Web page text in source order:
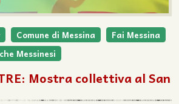
Comune di Messina
Fai Messina
Messinesi
Mostra collettiva al San